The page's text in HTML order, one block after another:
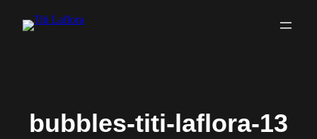
Inhalt
bubbles-titi-laflora-13